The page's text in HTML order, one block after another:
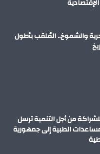
والشموخ.. المُلقب بأطول
من أجل التنمية ترسل
الطبية إلى جمهورية